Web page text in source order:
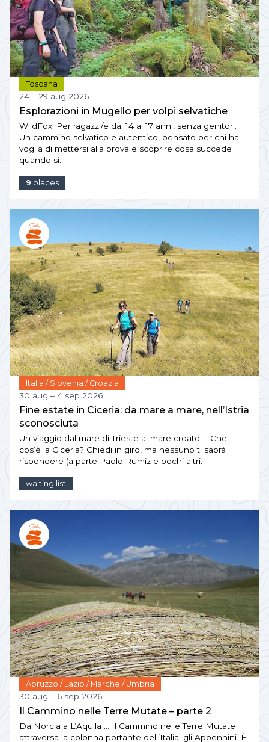
Toscana
24 – 29 aug 2026
Esplorazioni in Mugello per volpi selvatiche
WildFox. Per ragazzi/e dai 14 ai 17 anni, senza genitori.
Un cammino selvatico e autentico, pensato per chi ha
voglia di mettersi alla prova e scoprire cosa succede
quando si…
9 places
Italia / Slovenia / Croazia
30 aug – 4 sep 2026
Fine estate in Ciceria: da mare a mare, nell’Istria
sconosciuta
Un viaggio dal mare di Trieste al mare croato … Che
cos’è la Ciceria? Chiedi in giro, ma nessuno ti saprà
rispondere (a parte Paolo Rumiz e pochi altri:
waiting list
Abruzzo / Lazio / Marche / Umbria
30 aug – 6 sep 2026
Il Cammino nelle Terre Mutate – parte 2
Da Norcia a L’Aquila … Il Cammino nelle Terre Mutate
attraversa la colonna portante dell’Italia: gli Appennini. È